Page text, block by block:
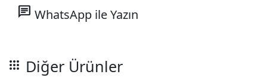
chat WhatsApp ile Yazın
apps Diğer Ürünler